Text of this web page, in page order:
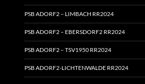
PSB ADORF2 – LIMBACH RR2024
PSB ADORF2 – EBERSDORF2 RR2024
PSB ADORF2 – TSV1950 RR2024
PSB ADORF2-LICHTENWALDE RR2024